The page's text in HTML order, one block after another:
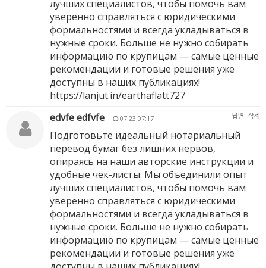
лучших специалистов, чтобы помочь вам
уверенно справляться с юридическими
формальностями и всегда укладываться в
нужные сроки. Больше не нужно собирать
информацию по крупицам — самые ценные
рекомендации и готовые решения уже
доступны в наших публикациях!
https://lanjut.in/earthaflatt727
edvfe edfvfe
07.23 07:17 답변 삭제
Подготовьте идеальный нотариальный
перевод бумаг без лишних нервов,
опираясь на наши авторские инструкции и
удобные чек-листы. Мы объединили опыт
лучших специалистов, чтобы помочь вам
уверенно справляться с юридическими
формальностями и всегда укладываться в
нужные сроки. Больше не нужно собирать
информацию по крупицам — самые ценные
рекомендации и готовые решения уже